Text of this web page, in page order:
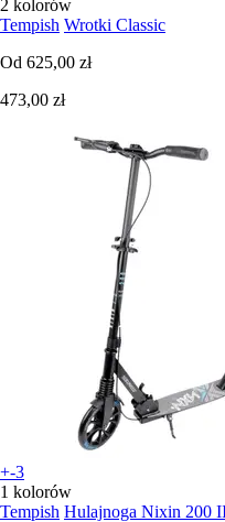
2 kolorów
Tempish Wrotki Classic
Od 625,00 zł
473,00 zł
+-3
1 kolorów
Tempish Hulajnoga Nixin 200